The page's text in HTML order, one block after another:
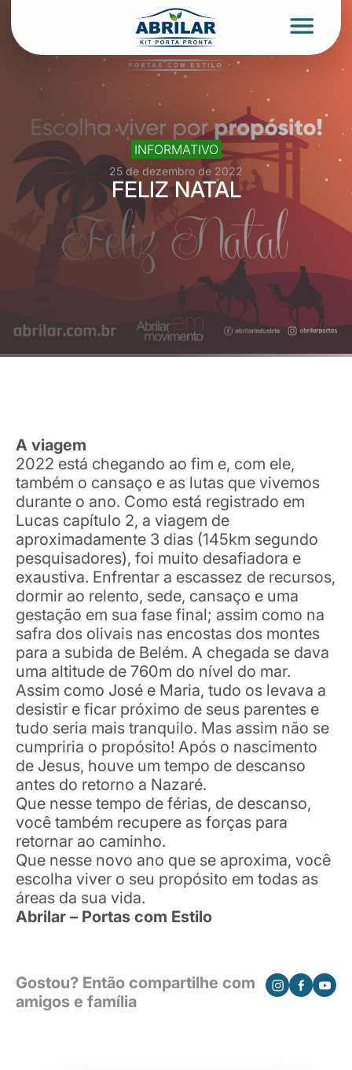
INFORMATIVO
25 de dezembro de 2022
FELIZ NATAL
A viagem
2022 está chegando ao fim e, com ele,
também o cansaço e as lutas que vivemos
durante o ano. Como está registrado em
Lucas capítulo 2, a viagem de
aproximadamente 3 dias (145km segundo
pesquisadores), foi muito desafiadora e
exaustiva. Enfrentar a escassez de recursos,
dormir ao relento, sede, cansaço e uma
gestação em sua fase final; assim como na
safra dos olivais nas encostas dos montes
para a subida de Belém. A chegada se dava
uma altitude de 760m do nível do mar.
Assim como José e Maria, tudo os levava a
desistir e ficar próximo de seus parentes e
tudo seria mais tranquilo. Mas assim não se
cumpriria o propósito! Após o nascimento
de Jesus, houve um tempo de descanso
antes do retorno a Nazaré.
Que nesse tempo de férias, de descanso,
você também recupere as forças para
retornar ao caminho.
Que nesse novo ano que se aproxima, você
escolha viver o seu propósito em todas as
áreas da sua vida.
Abrilar – Portas com Estilo
Gostou? Então compartilhe com
amigos e família